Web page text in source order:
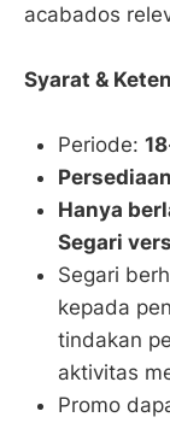
acabados
Syarat &
Periode:
Hanya
Segari
Segari
kepada
tindakan
aktivitas
Promo